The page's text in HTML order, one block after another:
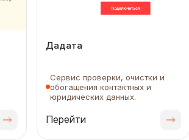
Дадата
Сервис проверки, очистки и
обогащения контактных и
юридических данных.
Перейти